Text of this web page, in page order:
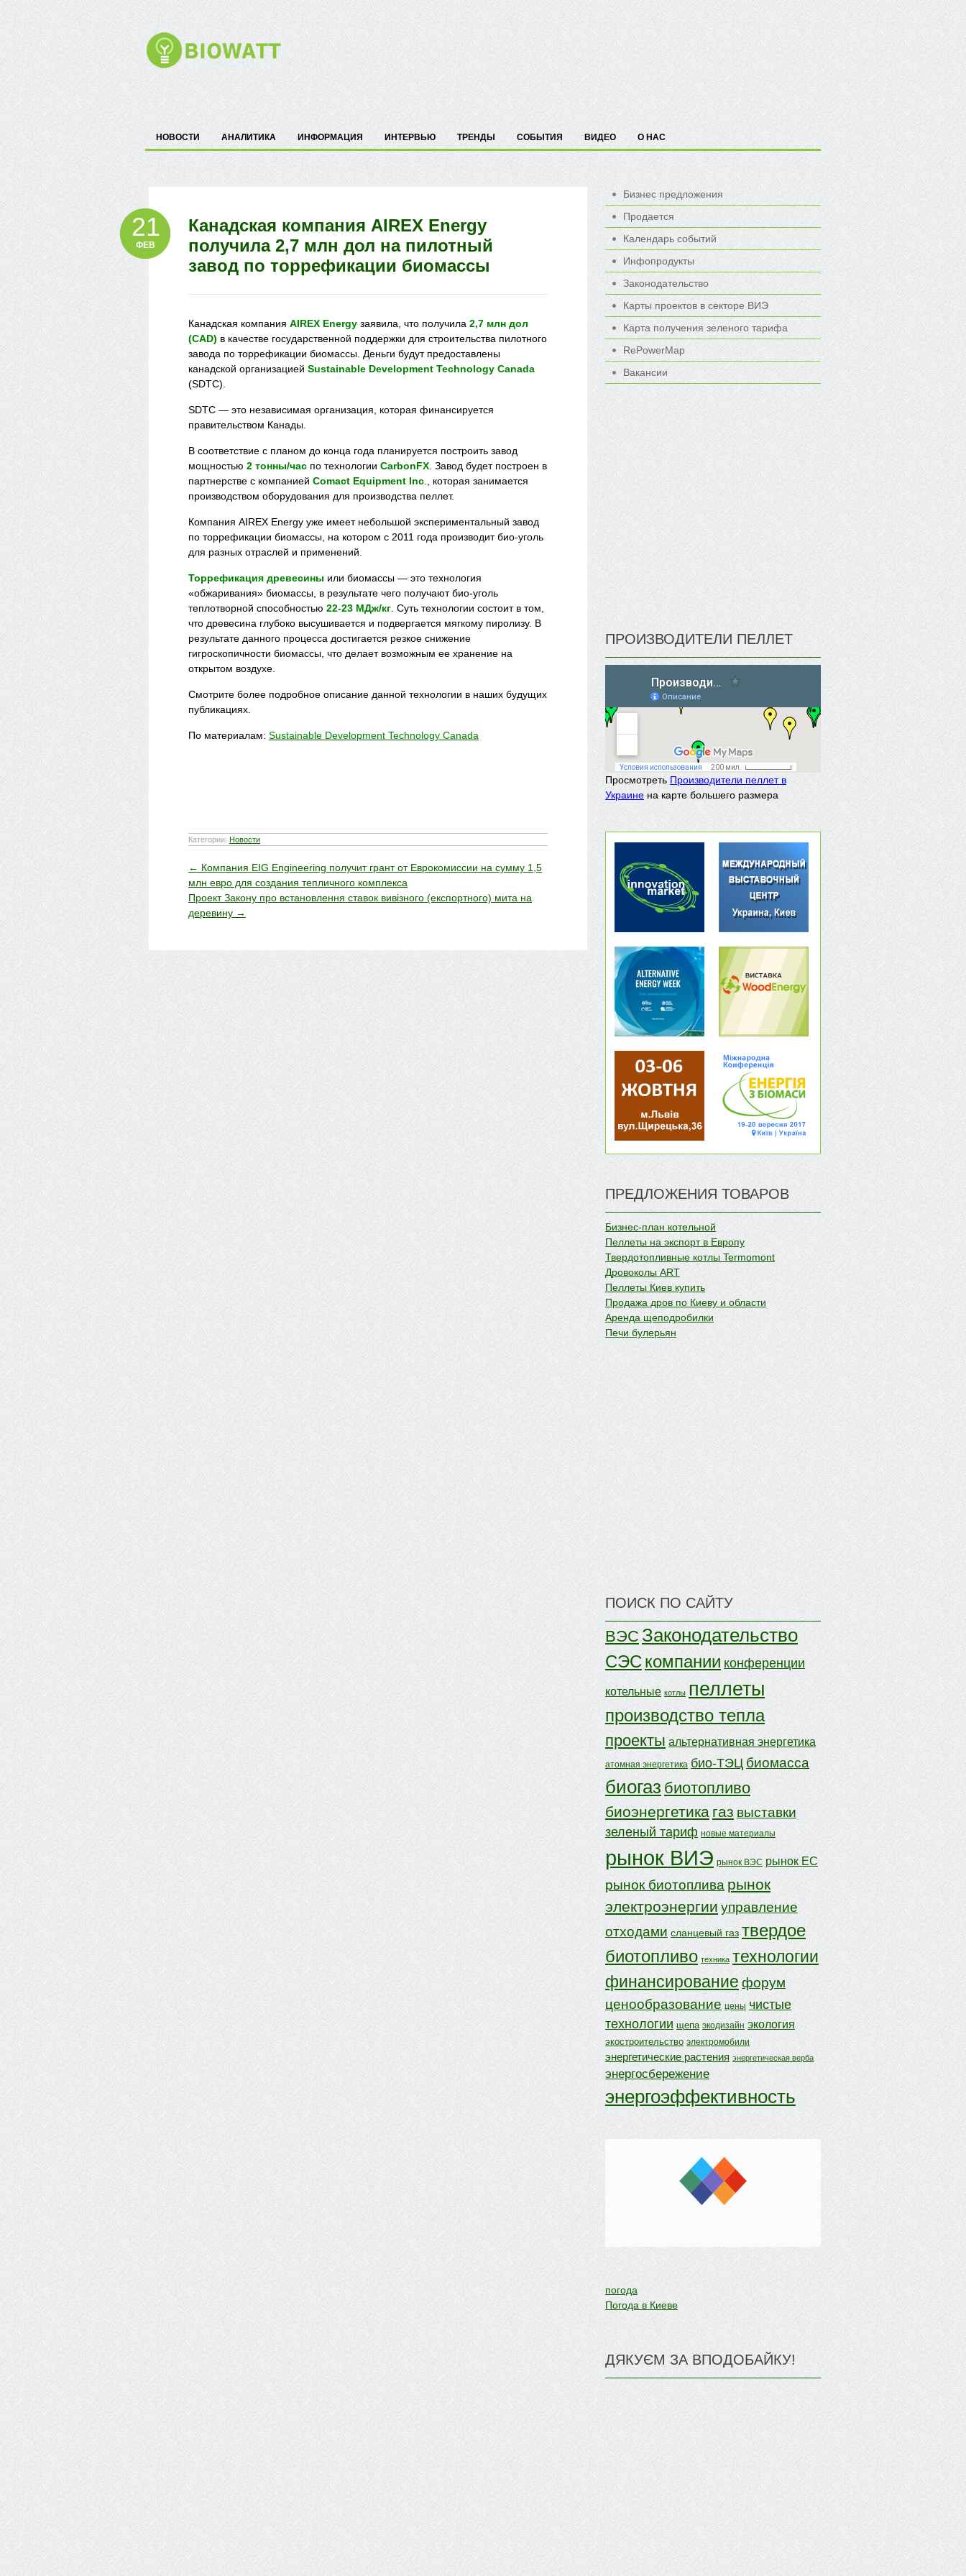
НОВОСТИ АНАЛИТИКА ИНФОРМАЦИЯ ИНТЕРВЬЮ ТРЕНДЫ СОБЫТИЯ ВИДЕО О НАС
Канадская компания AIREX Energy
получила 2,7 млн дол на пилотный
завод по торрефикации биомассы
21
ФЕВ
Канадская компания AIREX Energy заявила, что получила 2,7 млн дол
(CAD) в качестве государственной поддержки для строительства пилотного
завода по торрефикации биомассы. Деньги будут предоставлены
канадской организацией Sustainable Development Technology Canada
(SDTC).
SDTC — это независимая организация, которая финансируется
правительством Канады.
В соответствие с планом до конца года планируется построить завод
мощностью 2 тонны/час по технологии CarbonFX . Завод будет построен в
партнерстве с компанией Comact Equipment Inc ., которая занимается
производством оборудования для производства пеллет.
Компания AIREX Energy уже имеет небольшой экспериментальный завод
по торрефикации биомассы, на котором с 2011 года производит био-уголь
для разных отраслей и применений.
Торрефикация древесины или биомассы — это технология
«обжаривания» биомассы, в результате чего получают био-уголь
теплотворной способностью 22-23 МДж/кг . Суть технологии состоит в том,
что древесина глубоко высушивается и подвергается мягкому пиролизу. В
результате данного процесса достигается резкое снижение
гигроскопичности биомассы, что делает возможным ее хранение на
открытом воздухе.
Смотрите более подробное описание данной технологии в наших будущих
публикациях.
По материалам: Sustainable Development Technology Canada
Категории: Новости
← Компания EIG Engineering получит грант от Еврокомиссии на сумму 1,5
млн евро для создания тепличного комплекса
Проект Закону про встановлення ставок вивізного (експортного) мита на
деревину →
Бизнес предложения
Продается
Календарь событий
Инфопродукты
Законодательство
Карты проектов в секторе ВИЭ
Карта получения зеленого тарифа
RePowerMap
Вакансии
ПРОИЗВОДИТЕЛИ ПЕЛЛЕТ
ПросмотретьПроизводители пеллет в
Украине на карте большего размера
ПРЕДЛОЖЕНИЯ ТОВАРОВ
Бизнес-план котельной
Пеллеты на экспорт в Европу
Твердотопливные котлы Termomont
Дровоколы ART
Пеллеты Киев купить
Продажа дров по Киеву и области
Аренда щеподробилки
Печи булерьян
ПОИСК ПО САЙТУ
ВЭС Законодательство
СЭСкомпании конференции
котельные котлы пеллеты
производство тепла
проекты альтернативная энергетика
атомная энергетика био-ТЭЦ биомасса
биогазбиотопливо
биоэнергетика газвыставки
зеленый тариф новые материалы
рынок ВИЭ рынок ВЭС рынок ЕС
рынок биотопливарынок
электроэнергии управление
отходами сланцевый газ твердое
биотопливо техника технологии
финансированиефорум
ценообразование цены чистые
технологии щепа экодизайн экология
экостроительство электромобили
энергетические растения энергетическая верба
энергосбережение
энергоэффективность
погода
Погода в Киеве
ДЯКУЄМ ЗА ВПОДОБАЙКУ!